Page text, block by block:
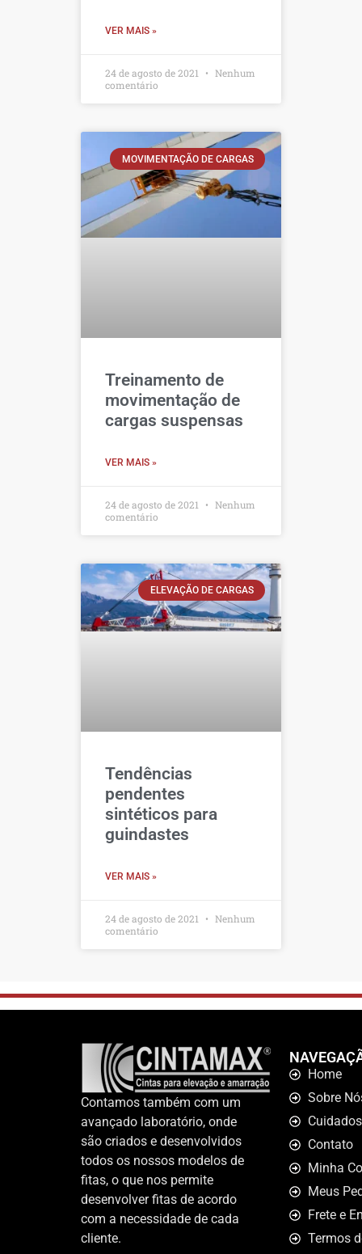
VER MAIS »
24 de agosto de 2021
Nenhum
comentário
MOVIMENTAÇÃO DE CARGAS
Treinamento de
movimentação de
cargas suspensas
VER MAIS »
24 de agosto de 2021
Nenhum
comentário
ELEVAÇÃO DE CARGAS
Tendências
pendentes
sintéticos para
guindastes
VER MAIS »
24 de agosto de 2021
Nenhum
comentário
Contamos também com um
avançado laboratório, onde
são criados e desenvolvidos
todos os nossos modelos de
fitas, o que nos permite
desenvolver fitas de acordo
com a necessidade de cada
cliente.
Home
Sobre
Cuidados
Contato
Minha
Meus
Frete e
Termos